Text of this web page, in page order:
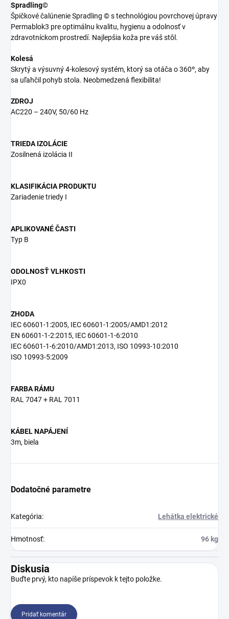
Spradling©
Špičkové čalúnenie Spradling © s technológiou povrchovej úpravy
Permablok3 pre optimálnu kvalitu, hygienu a odolnosť v
zdravotníckom prostredí. Najlepšia koža pre váš stôl.
Kolesá
Skrytý a výsuvný 4-kolesový systém, ktorý sa otáča o 360º, aby
sa uľahčil pohyb stola. Neobmedzená flexibilita!
ZDROJ
AC220 – 240V, 50/60 Hz
TRIEDA IZOLÁCIE
Zosilnená izolácia II
KLASIFIKÁCIA PRODUKTU
Zariadenie triedy I
APLIKOVANÉ ČASTI
Typ B
ODOLNOSŤ VLHKOSTI
IPX0
ZHODA
IEC 60601-1:2005, IEC 60601-1:2005/AMD1:2012
EN 60601-1-2:2015, IEC 60601-1-6:2010
IEC 60601-1-6:2010/AMD1:2013, ISO 10993-10:2010
ISO 10993-5:2009
FARBA RÁMU
RAL 7047 + RAL 7011
KÁBEL NAPÁJENÍ
3m, biela
Dodatočné parametre
Kategória: Lehátka elektrické
Hmotnosť: 96 kg
Diskusia
Buďte prvý, kto napíše príspevok k tejto položke.
Pridať komentár